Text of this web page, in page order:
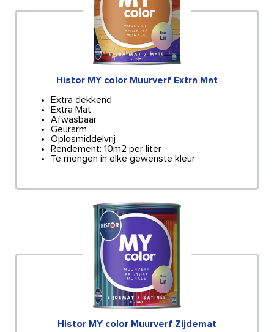
Histor MY color Muurverf Extra Mat
Extra dekkend
Extra Mat
Afwasbaar
Geurarm
Oplosmiddelvrij
Rendement: 10m2 per liter
Te mengen in elke gewenste kleur
Histor MY color Muurverf Zijdemat